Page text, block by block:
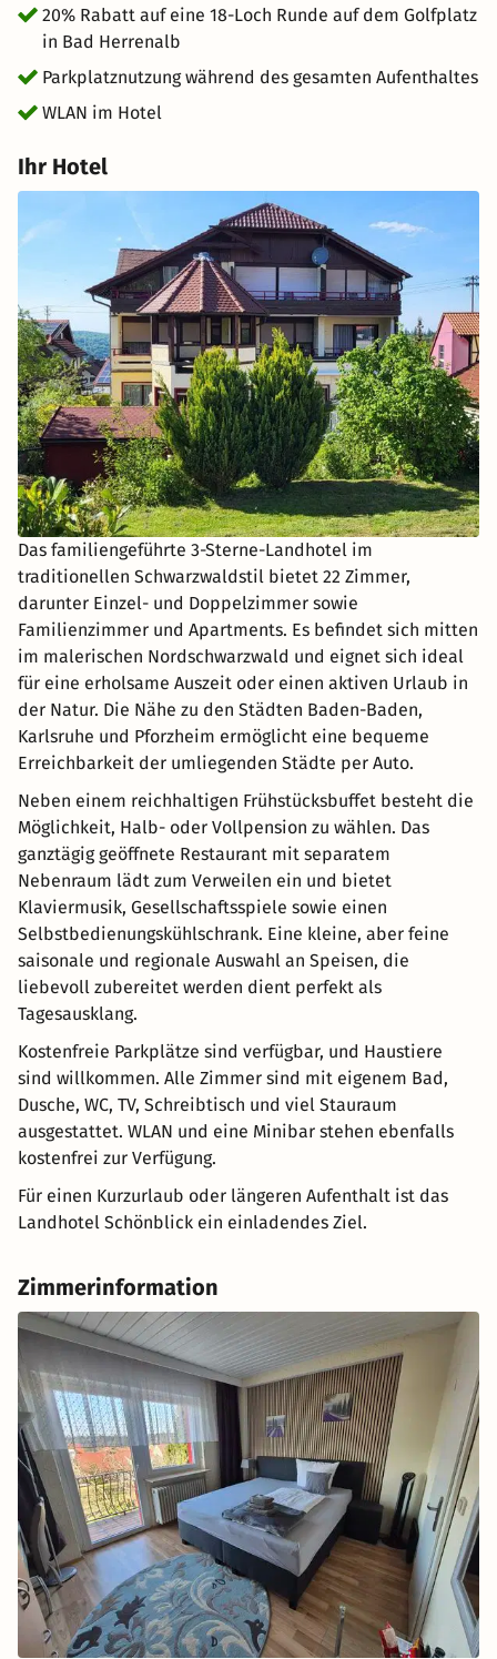
20% Rabatt auf eine 18-Loch Runde auf dem Golfplatz
in Bad Herrenalb
Parkplatznutzung während des gesamten Aufenthaltes
WLAN im Hotel
Ihr Hotel
Das familiengeführte 3-Sterne-Landhotel im
traditionellen Schwarzwaldstil bietet 22 Zimmer,
darunter Einzel- und Doppelzimmer sowie
Familienzimmer und Apartments. Es befindet sich mitten
im malerischen Nordschwarzwald und eignet sich ideal
für eine erholsame Auszeit oder einen aktiven Urlaub in
der Natur. Die Nähe zu den Städten Baden-Baden,
Karlsruhe und Pforzheim ermöglicht eine bequeme
Erreichbarkeit der umliegenden Städte per Auto.
Neben einem reichhaltigen Frühstücksbuffet besteht die
Möglichkeit, Halb- oder Vollpension zu wählen. Das
ganztägig geöffnete Restaurant mit separatem
Nebenraum lädt zum Verweilen ein und bietet
Klaviermusik, Gesellschaftsspiele sowie einen
Selbstbedienungskühlschrank. Eine kleine, aber feine
saisonale und regionale Auswahl an Speisen, die
liebevoll zubereitet werden dient perfekt als
Tagesausklang.
Kostenfreie Parkplätze sind verfügbar, und Haustiere
sind willkommen. Alle Zimmer sind mit eigenem Bad,
Dusche, WC, TV, Schreibtisch und viel Stauraum
ausgestattet. WLAN und eine Minibar stehen ebenfalls
kostenfrei zur Verfügung.
Für einen Kurzurlaub oder längeren Aufenthalt ist das
Landhotel Schönblick ein einladendes Ziel.
Zimmerinformation